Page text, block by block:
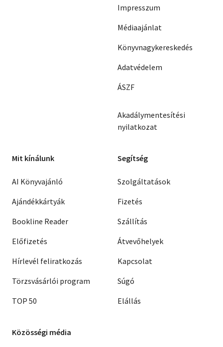
Impresszum
Médiaajánlat
Könyvnagykereskedés
Adatvédelem
ÁSZF
Akadálymentesítési
nyilatkozat
Mit kínálunk
AI Könyvajánló
Ajándékkártyák
Bookline Reader
Előfizetés
Hírlevél feliratkozás
Törzsvásárlói program
TOP 50
Segítség
Szolgáltatások
Fizetés
Szállítás
Átvevőhelyek
Kapcsolat
Súgó
Elállás
Közösségi média